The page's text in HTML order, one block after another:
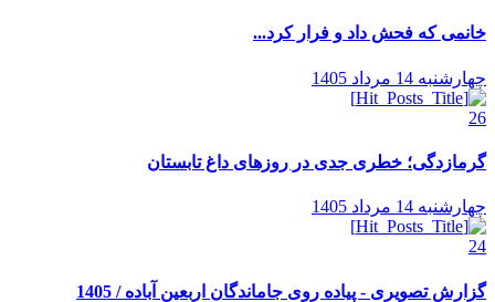
خانمی که فحش داد و فرار کرد...
چهارشنبه 14 مرداد 1405
26
گرمازدگی؛ خطری جدی در روزهای داغ تابستان
چهارشنبه 14 مرداد 1405
24
گزارش تصویری - پیاده روی جاماندگان اربعین آباده / 1405